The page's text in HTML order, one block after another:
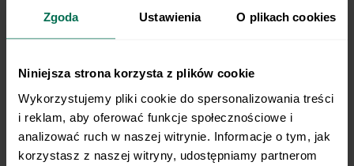
Zgoda Ustawienia O plikach cookies
Niniejsza strona korzysta z plików cookie
Wykorzystujemy pliki cookie do spersonalizowania treści
i reklam, aby oferować funkcje społecznościowe i
analizować ruch w naszej witrynie. Informacje o tym, jak
korzystasz z naszej witryny, udostępniamy partnerom
konserwową oraz starty ser żółty.
6
Tortillę składamy na pół i podpiekamy z obu
stron do zarumienienia.
7 Gotową tortillę podajemy z guacamole.